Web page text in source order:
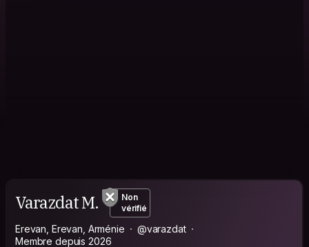
Varazdat M.
Non
vérifié
Erevan, Erevan, Arménie
@varazdat
Membre depuis 2026